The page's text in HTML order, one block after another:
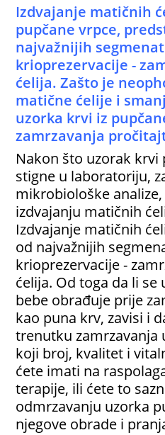
Izdvajanje matičnih
pupčane vrpce,
najvažnijih
krioprezervacije -
ćelija. Zašto je
matične ćelije i
uzorka krvi iz
zamrzavanja
Nakon što uzorak krvi
stigne u laboratoriju,
mikrobiološke
izdvajanju matičnih
Izdvajanje matičnih
od najvažnijih
krioprezervacije -
ćelija. Od toga da li
bebe obrađuje prije
kao puna krv, zavisi i
trenutku zamrzavanja
koji broj, kvalitet i
ćete imati na
terapije, ili ćete to
odmrzavanju uzorka
njegove obrade i